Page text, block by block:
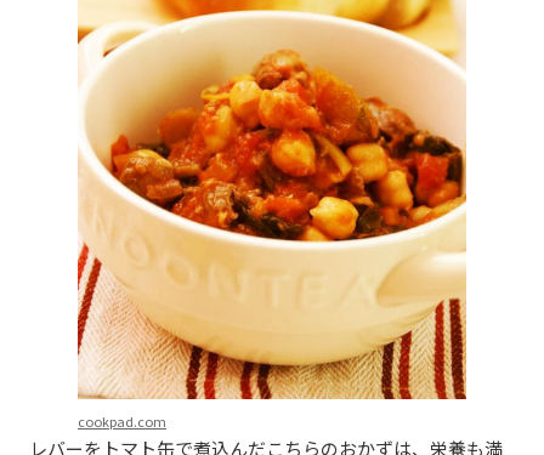
cookpad.com
レバーをトマト缶で煮込んだこちらのおかずは、栄養も満